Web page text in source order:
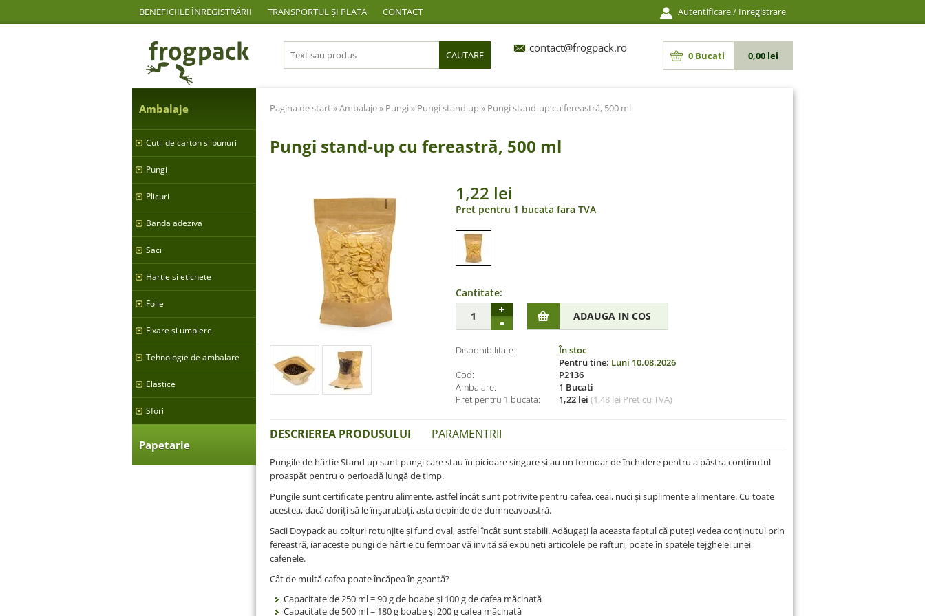
BENEFICIILE ÎNREGISTRĂRII TRANSPORTUL ȘI PLATA CONTACT Autentificare/ Inregistrare
CAUTARE
contact@frogpack.ro
0 Bucati 0,00 lei
Ambalaje
Cutii de carton si bunuri
Pungi
Plicuri
Banda adeziva
Saci
Hartie si etichete
Folie
Fixare si umplere
Tehnologie de ambalare
Elastice
Sfori
Papetarie
Pagina de start»Ambalaje» Pungi » Pungi stand up» Pungi stand-up cu fereastră, 500 ml
Pungi stand-up cu fereastră, 500 ml
1,22 lei
Pret pentru 1 bucata fara TVA
Cantitate:
Disponibilitate:
În stoc
Pentru tine: Luni 10.08.2026
Cod:
P2136
Ambalare:
1 Bucati
Pret pentru 1 bucata:
1,22 lei (1,48 lei Pret cu TVA)
DESCRIEREA PRODUSULUI PARAMENTRII
Pungile de hârtie Stand up sunt pungi care stau în picioare singure și au un fermoar de închidere pentru a păstra conținutul
proaspăt pentru o perioadă lungă de timp.
Pungile sunt certificate pentru alimente, astfel încât sunt potrivite pentru cafea, ceai, nuci și suplimente alimentare. Cu toate
acestea, dacă doriți să le înșurubați, asta depinde de dumneavoastră.
Sacii Doypack au colțuri rotunjite și fund oval, astfel încât sunt stabili. Adăugați la aceasta faptul că puteți vedea conținutul prin
fereastră, iar aceste pungi de hârtie cu fermoar vă invită să expuneți articolele pe rafturi, poate în spatele tejghelei unei
cafenele.
Cât de multă cafea poate încăpea în geantă?
Capacitate de 250 ml = 90 g de boabe și 100 g de cafea măcinată
Capacitate de 500 ml = 180 g boabe și 200 g cafea măcinată